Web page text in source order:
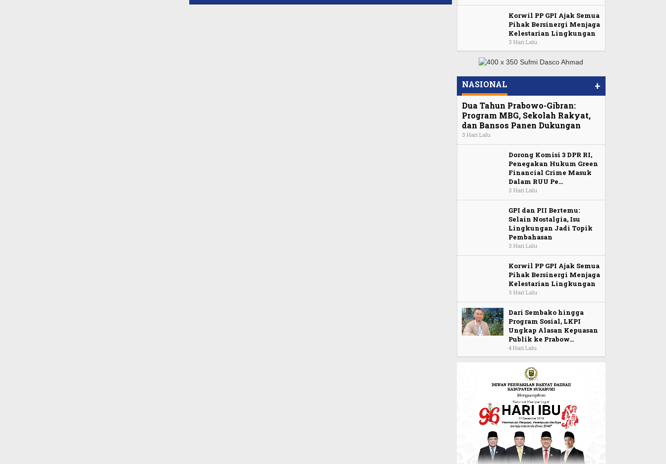
Korwil PP GPI Ajak Semua
Pihak Bersinergi Menjaga
Kelestarian Lingkungan
3 Hari Lalu
NASIONAL +
Dua Tahun Prabowo-Gibran:
Program MBG, Sekolah Rakyat,
dan Bansos Panen Dukungan
3 Hari Lalu
Dorong Komisi 3 DPR RI,
Penegakan Hukum Green
Financial Crime Masuk
Dalam RUU Pe…
3 Hari Lalu
GPI dan PII Bertemu:
Selain Nostalgia, Isu
Lingkungan Jadi Topik
Pembahasan
3 Hari Lalu
Korwil PP GPI Ajak Semua
Pihak Bersinergi Menjaga
Kelestarian Lingkungan
3 Hari Lalu
Dari Sembako hingga
Program Sosial, LKPI
Ungkap Alasan Kepuasan
Publik ke Prabow…
4 Hari Lalu